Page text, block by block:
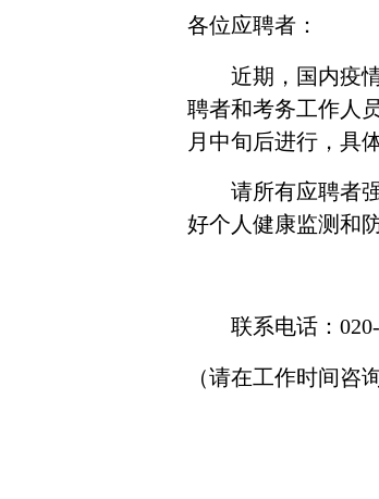
各位应聘者：
近期，国内疫
聘者和考务工作人
月中旬后进行，具
请所有应聘者
好个人健康监测和防
联系电话：
（请在工作时间咨